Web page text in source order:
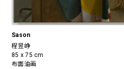
Sason
程昱峥
85 x 75 cm
布面油画